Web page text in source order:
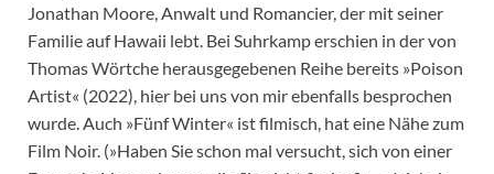
Jonathan Moore, Anwalt und Romancier, der mit seiner
Familie auf Hawaii lebt. Bei Suhrkamp erschien in der von
Thomas Wörtche herausgegebenen Reihe bereits »Poison
Artist« (2022), hier bei uns von mir ebenfalls besprochen
wurde. Auch »Fünf Winter« ist filmisch, hat eine Nähe zum
Film Noir. (»Haben Sie schon mal versucht, sich von einer